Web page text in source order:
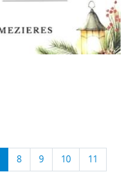
8 9 10 11